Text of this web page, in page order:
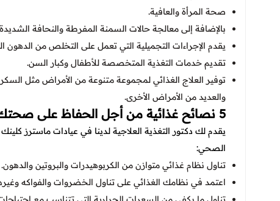
صحة المرأة والعافية.
بالإضافة إلى معالجة حالات السمنة المفرطة والنحافة
يقدم الإجراءات التجميلية التي تعمل على التخلص من
تقديم خدمات التغذية المتخصصة للأطفال وكبار السن.
توفير العلاج الغذائي لمجموعة متنوعة من الأمراض مثل
والعديد من الأمراض الأخرى.
5 نصائح غذائية من أجل الحفاظ على صحتك ولياقتك البدنية
يقدم لك دكتور التغذية العلاجية لدينا في عيادات ماسترز
الصحي:
تناول نظام غذائي متوازن من الكربوهيدرات والبروتين والدهون.
اعتمد في نظامك الغذائي على تناول الخضروات والفواكه